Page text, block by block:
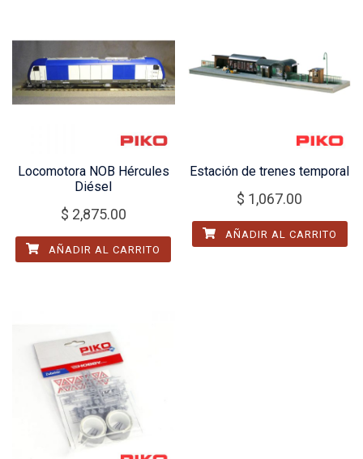
Locomotora NOB Hércules
Diésel
$ 2,875.00
AÑADIR AL CARRITO
Estación de trenes temporal
$ 1,067.00
AÑADIR AL CARRITO